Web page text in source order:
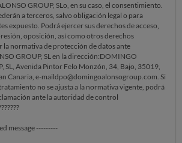
GROUP, SLo, en su caso, el consentimiento.
a terceros, salvo obligación legal o para
expuesto. Podrá ejercer sus derechos de acceso,
oposición, así como otros derechos
la normativa de protección de datos ante
GROUP, SL en la dirección:DOMINGO
SL, Avenida Pintor Felo Monzón, 34, Bajo, 35019,
Canaria, e-maildpo@domingoalonsogroup.com. Si
no se ajusta a la normativa vigente, podrá
ante la autoridad de control
message ---------